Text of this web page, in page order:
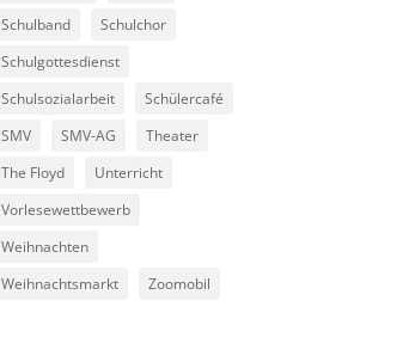
Schulband
Schulchor
Schulgottesdienst
Schulsozialarbeit
Schülercafé
SMV
SMV-AG
Theater
The Floyd
Unterricht
Vorlesewettbewerb
Weihnachten
Weihnachtsmarkt
Zoomobil